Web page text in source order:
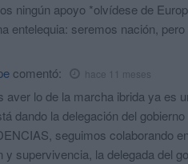
ningún apoyo *olvídese de
entelequia: seremos nación,
comentó: hace 11 meses
aver lo de la marcha ibrida ya es
dando la delegación del
seguimos colaborando
y supervivencia, la delegada del